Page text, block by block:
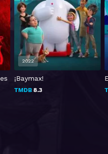
Elliott, El Terrícola
TMDB 0
2021